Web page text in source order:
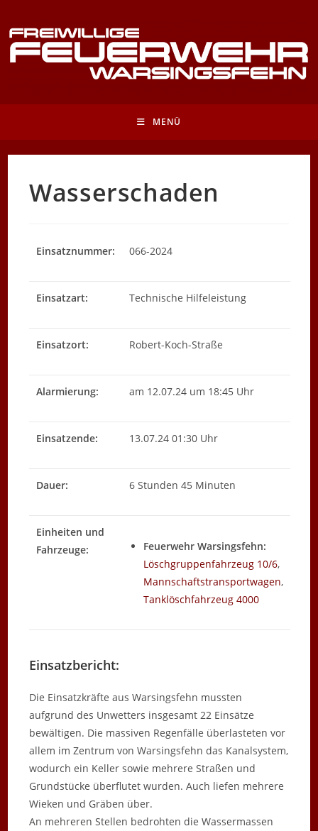
Inhalt
springen
MENÜ
Wasserschaden
Einsatznummer: 066-2024
Einsatzart: Technische Hilfeleistung
Einsatzort: Robert-Koch-Straße
Alarmierung: am 12.07.24 um 18:45 Uhr
Einsatzende: 13.07.24 01:30 Uhr
Dauer: 6 Stunden 45 Minuten
Einheiten und
Fahrzeuge:
Feuerwehr Warsingsfehn:
Löschgruppenfahrzeug 10/6,
Mannschaftstransportwagen,
Tanklöschfahrzeug 4000
Einsatzbericht:
Die Einsatzkräfte aus Warsingsfehn mussten
aufgrund des Unwetters insgesamt 22 Einsätze
bewältigen. Die massiven Regenfälle überlasteten vor
allem im Zentrum von Warsingsfehn das Kanalsystem,
wodurch ein Keller sowie mehrere Straßen und
Grundstücke überflutet wurden. Auch liefen mehrere
Wieken und Gräben über.
An mehreren Stellen bedrohten die Wassermassen